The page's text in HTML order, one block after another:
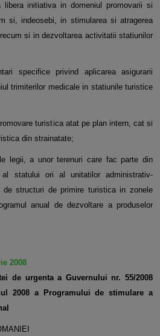
initiativa in domeniul promovarii si
si, indeosebi, in stimularea si atragerea
si in dezvoltarea activitatii statiunilor
specifice privind aplicarea asigurarii
trimiterilor medicale in statiunile turistice
turistica atat pe plan intern, cat si
din strainatate;
legii, a unor terenuri care fac parte din
statului ori al unitatilor administrativ-
de structuri de primire turistica in zonele
anual de dezvoltare a produselor
2008
de urgenta a Guvernului nr. 55/2008
2008 a Programului de stimulare a